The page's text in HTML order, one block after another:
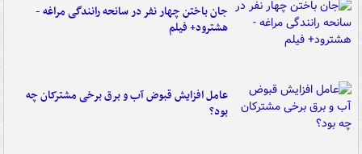
جان باختن چهار نفر در سانحه رانندگی مراغه -
هشترود+ فیلم
عامل افزایش قبوض آب و برق برخی مشترکان چه
بود؟